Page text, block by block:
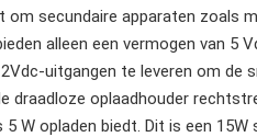
om secundaire apparaten zoals
alleen een vermogen van 5
uitgangen te leveren om de
draadloze oplaadhouder
W opladen biedt. Dit is een 15W